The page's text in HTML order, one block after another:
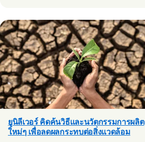
ยูนิลีเวอร์ คิดค้นวิธีและนวัตกรรมการผลิต
ใหม่ๆ เพื่อลดผลกระทบต่อสิ่งแวดล้อม